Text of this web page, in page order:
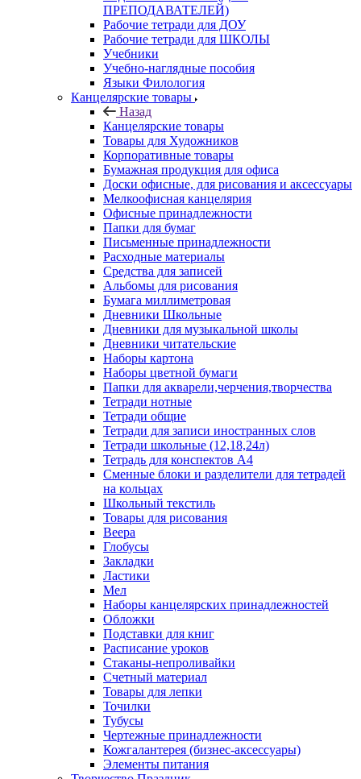
ПРЕПОДАВАТЕЛЕЙ)
Рабочие тетради для ДОУ
Рабочие тетради для ШКОЛЫ
Учебники
Учебно-наглядные пособия
Языки Филология
Канцелярские товары
Назад
Канцелярские товары
Товары для Художников
Корпоративные товары
Бумажная продукция для офиса
Доски офисные, для рисования и аксессуары
Мелкоофисная канцелярия
Офисные принадлежности
Папки для бумаг
Письменные принадлежности
Расходные материалы
Средства для записей
Альбомы для рисования
Бумага миллиметровая
Дневники Школьные
Дневники для музыкальной школы
Дневники читательские
Наборы картона
Наборы цветной бумаги
Папки для акварели,черчения,творчества
Тетради нотные
Тетради общие
Тетради для записи иностранных слов
Тетради школьные (12,18,24л)
Тетрадь для конспектов А4
Сменные блоки и разделители для тетрадей
на кольцах
Школьный текстиль
Товары для рисования
Веера
Глобусы
Закладки
Ластики
Мел
Наборы канцелярских принадлежностей
Обложки
Подставки для книг
Расписание уроков
Стаканы-непроливайки
Счетный материал
Товары для лепки
Точилки
Тубусы
Чертежные принадлежности
Кожгалантерея (бизнес-аксессуары)
Элементы питания